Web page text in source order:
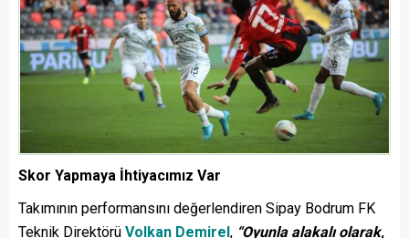
Skor Yapmaya İhtiyacımız Var
Takımının performansını değerlendiren Sipay Bodrum FK
Teknik Direktörü Volkan Demirel, “Oyunla alakalı olarak,